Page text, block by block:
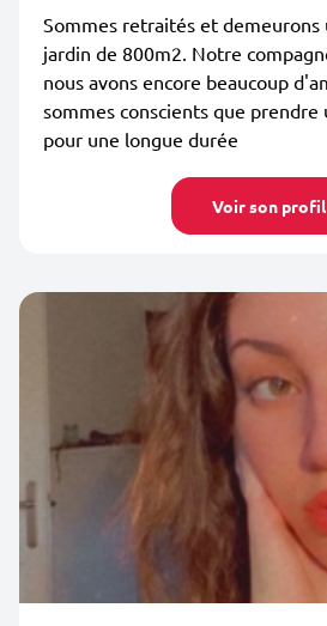
Sommes retraités et demeurons
jardin de 800m2. Notre
nous avons encore beaucoup
sommes conscients que prendre
pour une longue durée
Voir son profil